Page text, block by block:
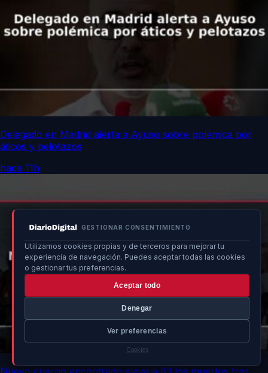
GESTIONAR CONSENTIMIENTO
Utilizamos cookies propias y de terceros para mejorar tu
experiencia de navegación. Puedes aceptar todas las cookies
o gestionar tus preferencias.
Aceptar todo
Denegar
Ver preferencias
Cookies
Delegado en Madrid alerta a Ayuso sobre polémica por
áticos y pelotazos
hace 11h